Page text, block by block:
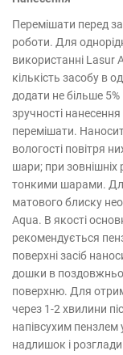
Перемішати перед
роботи. Для
використанні Lasur
кількість засобу в
додати не більше
зручності
перемішати.
вологості повітря
шари; при зовнішніх
тонкими шарами.
матового блиску
Aqua. В якості
рекомендується
поверхні засіб
дошки в
поверхню. Для
через 1-2 хвилини
напівсухим
надлишок і